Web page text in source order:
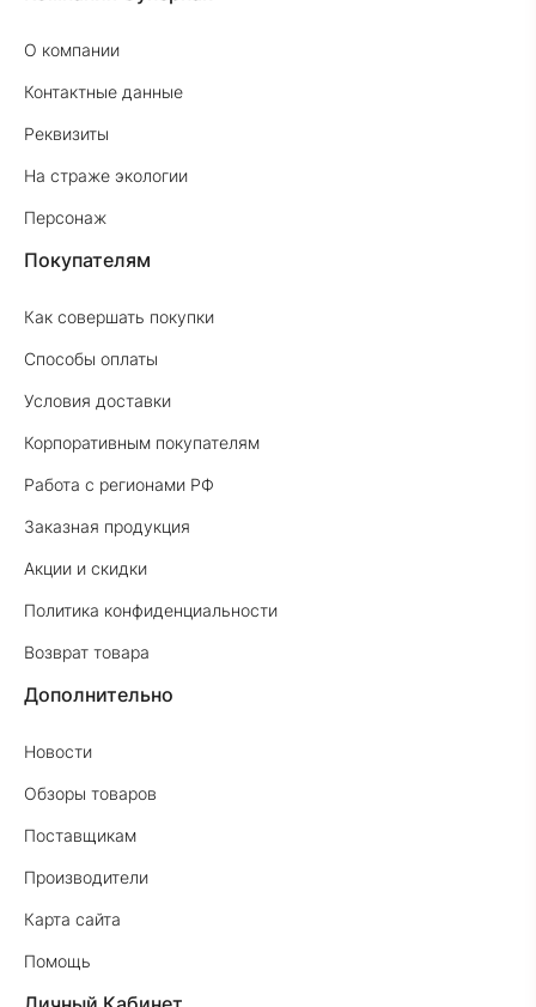
О компании
Контактные данные
Реквизиты
На страже экологии
Персонаж
Покупателям
Как совершать покупки
Способы оплаты
Условия доставки
Корпоративным покупателям
Работа с регионами РФ
Заказная продукция
Акции и скидки
Политика конфиденциальности
Возврат товара
Дополнительно
Новости
Обзоры товаров
Поставщикам
Производители
Карта сайта
Помощь